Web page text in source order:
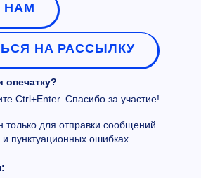
НАМ
НА РАССЫЛКУ
опечатку?
Ctrl+Enter. Спасибо за участие!
только для отправки сообщений
пунктуационных ошибках.